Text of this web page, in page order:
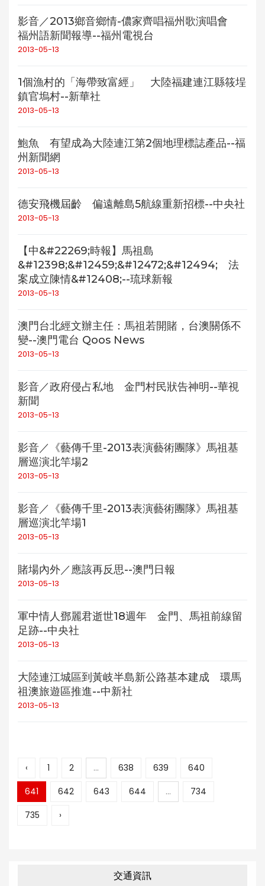
影音／2013鄉音鄉情-儂家齊唱福州歌演唱會
福州語新聞報導--福州電視台
2013-05-13
1個漁村的「海帶致富經」 大陸福建連江縣筱埕
鎮官塢村--新華社
2013-05-13
鮑魚 有望成為大陸連江第2個地理標誌產品--福
州新聞網
2013-05-13
德安飛機屆齡 偏遠離島5航線重新招標--中央社
2013-05-13
【中&#22269;時報】馬祖島
&#12398;&#12459;&#12472;&#12494; 法
案成立陳情&#12408;--琉球新報
2013-05-13
澳門台北經文辦主任：馬祖若開賭，台澳關係不
變--澳門電台 Qoos News
2013-05-13
影音／政府侵占私地 金門村民狀告神明--華視
新聞
2013-05-13
影音／《藝傳千里-2013表演藝術團隊》馬祖基
層巡演北竿場2
2013-05-13
影音／《藝傳千里-2013表演藝術團隊》馬祖基
層巡演北竿場1
2013-05-13
賭場內外／應該再反思--澳門日報
2013-05-13
軍中情人鄧麗君逝世18週年 金門、馬祖前線留
足跡--中央社
2013-05-13
大陸連江城區到黃岐半島新公路基本建成 環馬
祖澳旅遊區推進--中新社
2013-05-13
‹ 1 2 ... 638 639
640
641
642 643 644 ...
734
735
›
交通資訊